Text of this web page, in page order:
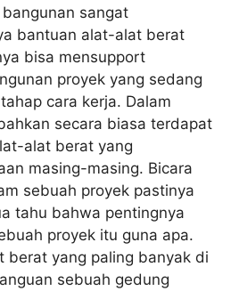
sangat
bantuan alat-alat berat
bisa mensupport
proyek yang sedang
cara kerja. Dalam
secara biasa terdapat
alat berat yang
masing-masing. Bicara
sebuah proyek pastinya
tahu bahwa pentingnya
proyek itu guna apa.
berat yang paling banyak di
sebuah gedung